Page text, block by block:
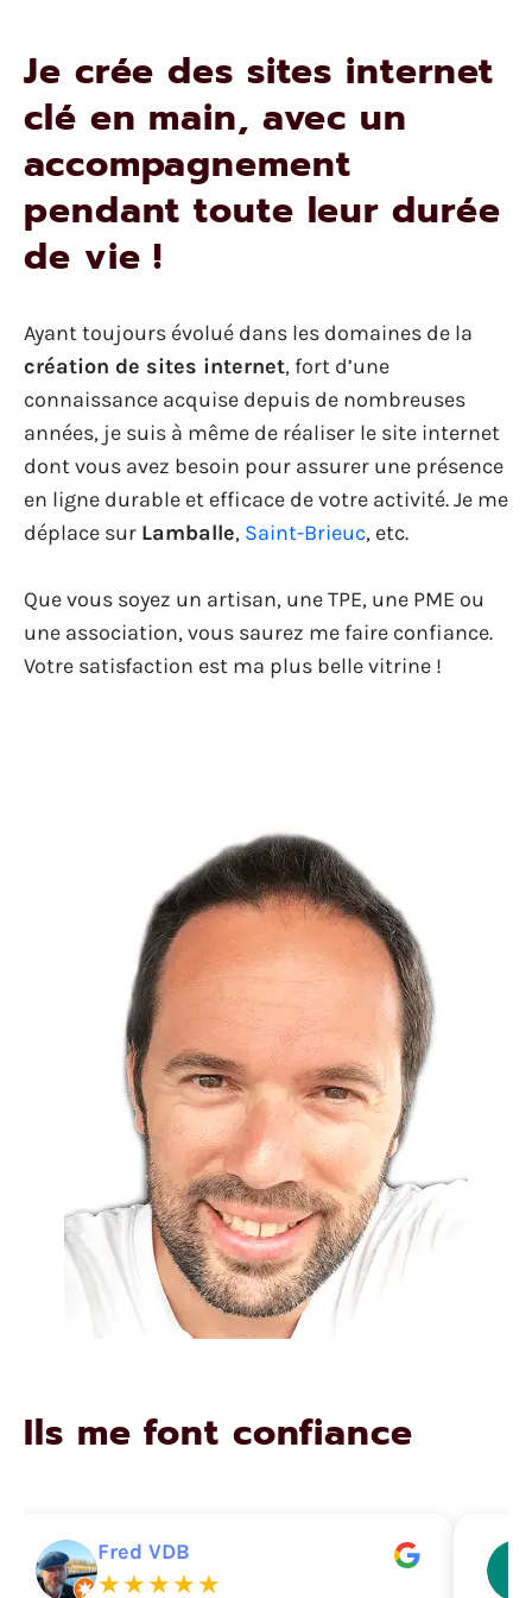
Je crée des sites internet
clé en main, avec un
accompagnement
pendant toute leur durée
de vie !
Ayant toujours évolué dans les domaines de la
création de sites internet, fort d’une
connaissance acquise depuis de nombreuses
années, je suis à même de réaliser le site internet
dont vous avez besoin pour assurer une présence
en ligne durable et efficace de votre activité. Je me
déplace sur Lamballe, Saint-Brieuc, etc.
Que vous soyez un artisan, une TPE, une PME ou
une association, vous saurez me faire confiance.
Votre satisfaction est ma plus belle vitrine !
Ils me font confiance
Fred VDB
★★★★★